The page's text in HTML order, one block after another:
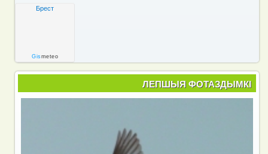
Брест
Gismeteo
ЛЕПШЫЯ ФОТАЗДЫМКІ